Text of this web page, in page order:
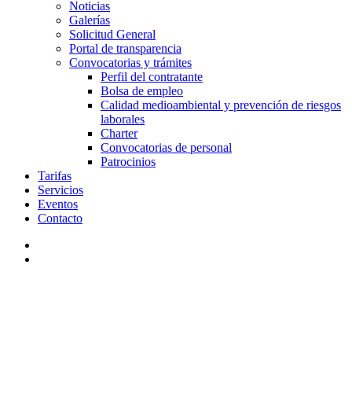
Noticias
Galerías
Solicitud General
Portal de transparencia
Convocatorias y trámites
Perfil del contratante
Bolsa de empleo
Calidad medioambiental y prevención de riesgos
laborales
Charter
Convocatorias de personal
Patrocinios
Tarifas
Servicios
Eventos
Contacto